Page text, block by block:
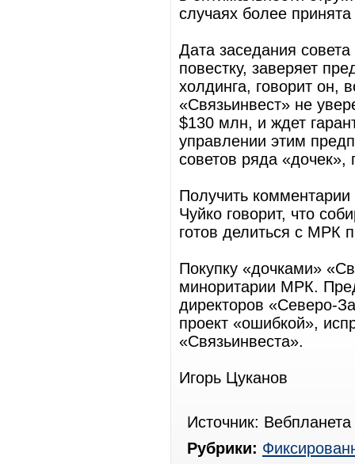
случаях более
Дата заседания
повестку, заверяет
холдинга, говорит он,
«Связьинвест» не
$130 млн, и ждет
управлении этим
советов ряда «дочек»,
Получить
Чуйко говорит, что
готов делиться с МРК
Покупку «дочками»
миноритарии МРК.
директоров «Северо-
проект «ошибкой»,
«Связьинвеста».
Игорь Цуканов
Источник: Вебпланета
Рубрики: